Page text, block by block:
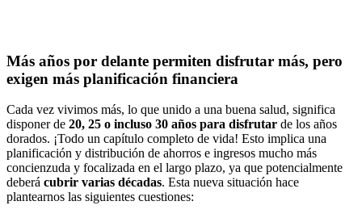
Más años por delante permiten disfrutar más, pero
exigen más planificación financiera
Cada vez vivimos más, lo que unido a una buena salud, significa
disponer de 20, 25 o incluso 30 años para disfrutar de los años
dorados. ¡Todo un capítulo completo de vida! Esto implica una
planificación y distribución de ahorros e ingresos mucho más
concienzuda y focalizada en el largo plazo, ya que potencialmente
deberá cubrir varias décadas. Esta nueva situación hace
plantearnos las siguientes cuestiones: